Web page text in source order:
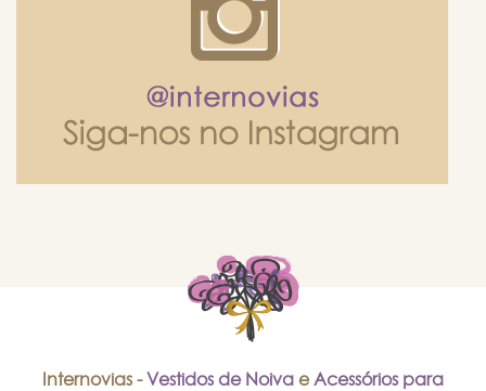
Internovias - Vestidos de Noiva eAcessórios para